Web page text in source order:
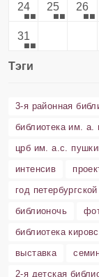
24 25 26
31
Тэги
3-я районная
библиотека им. а.
црб им. а.с.
интенсив
год
библионочь
библиотека
выставка
2-я детская